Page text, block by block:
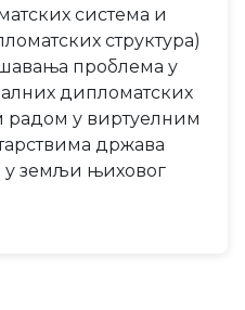
система и
структура)
проблема у
дипломатских
у виртуелним
држава
земљи њиховог